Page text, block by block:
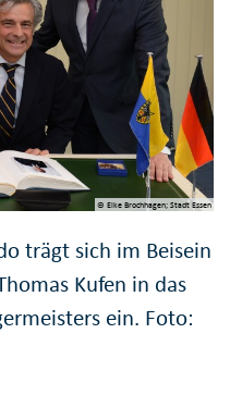
© Elke Brochhagen; Stadt Essen
trägt sich im Beisein
Kufen in das
ein. Foto: